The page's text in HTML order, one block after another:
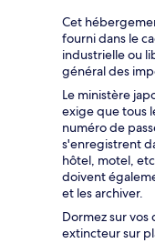
Cet
fourni dans le
industrielle ou
général des
Le ministère
exige que tous
numéro de
s'enregistrent
hôtel, motel,
doivent
et les archiver.
Dormez sur vos
extincteur sur